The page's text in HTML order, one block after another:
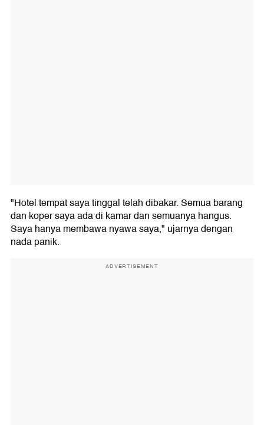
"Hotel tempat saya tinggal telah dibakar. Semua barang
dan koper saya ada di kamar dan semuanya hangus.
Saya hanya membawa nyawa saya," ujarnya dengan
nada panik.
ADVERTISEMENT